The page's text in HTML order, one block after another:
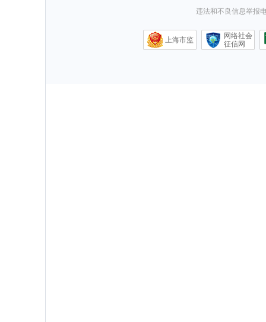
违法和不良信息举报
上海市监
网络社会
征信网